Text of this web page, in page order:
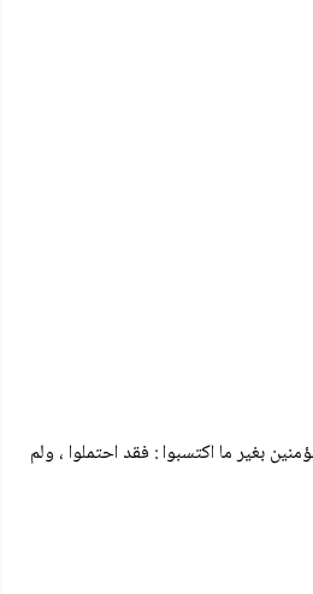
بغير ما اكتسبوا : فقد احتملوا ، ولم